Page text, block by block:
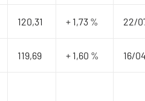
120,31 + 1,73 % ​22/
119,69 + 1,60 % ​16/